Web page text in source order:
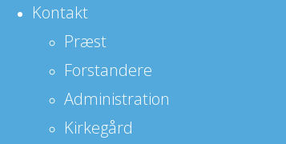
Kontakt
Præst
Forstandere
Administration
Kirkegård